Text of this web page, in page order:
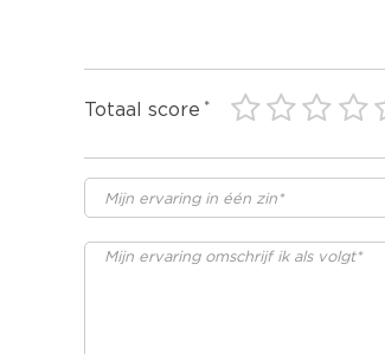
Totaal score